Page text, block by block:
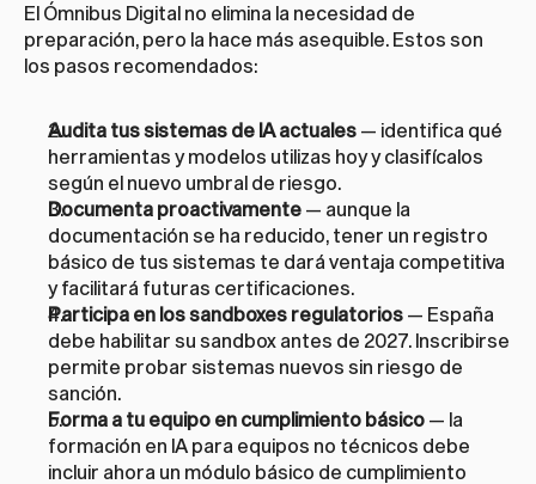
El Ómnibus Digital no elimina la necesidad de
preparación, pero la hace más asequible. Estos son
los pasos recomendados:
Audita tus sistemas de IA actuales — identifica qué
herramientas y modelos utilizas hoy y clasifícalos
según el nuevo umbral de riesgo.
Documenta proactivamente — aunque la
documentación se ha reducido, tener un registro
básico de tus sistemas te dará ventaja competitiva
y facilitará futuras certificaciones.
Participa en los sandboxes regulatorios — España
debe habilitar su sandbox antes de 2027. Inscribirse
permite probar sistemas nuevos sin riesgo de
sanción.
Forma a tu equipo en cumplimiento básico
formación en IA para equipos no técnicos debe
incluir ahora un módulo básico de cumplimiento